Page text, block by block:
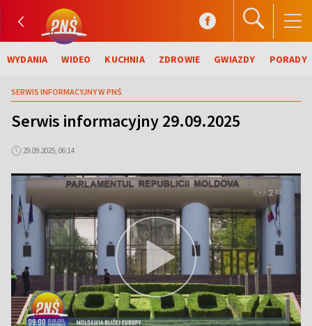
WYDANIA WIDEO KUCHNIA ZDROWIE GWIAZDY PORADY
SERWIS INFORMACYJNY W PNŚ
Serwis informacyjny 29.09.2025
29.09.2025, 06:14